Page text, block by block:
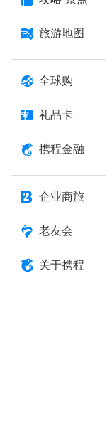
旅游地图
全球购
礼品卡
携程金融
企业商旅
老友会
关于携程